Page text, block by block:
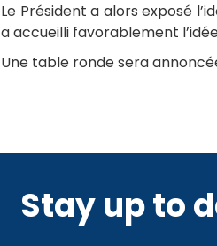
Le Président a alors exposé
a accueilli favorablement
Une table ronde sera
Stay up to